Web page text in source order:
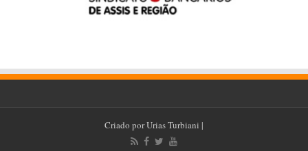
Criado porUrias Turbiani |